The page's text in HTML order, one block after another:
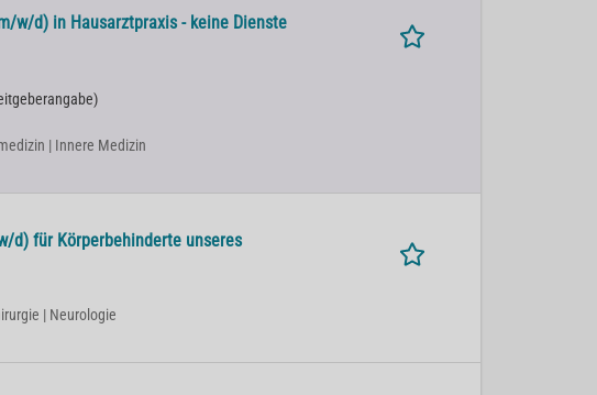
w/d) in Hausarztpraxis - keine Dienste
)
| Innere Medizin
d) für Körperbehinderte unseres
| Neurologie